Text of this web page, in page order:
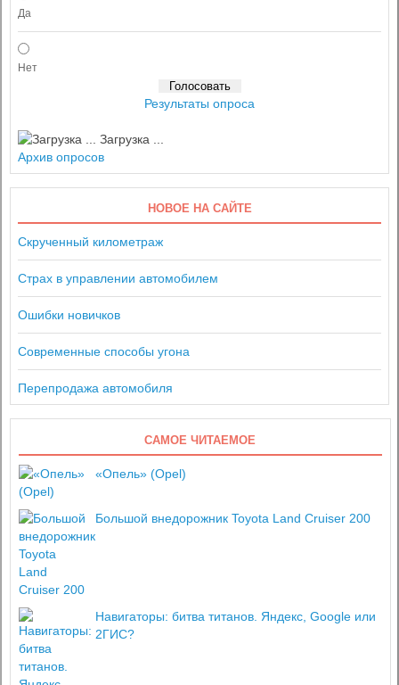
Да
Нет
Результаты опроса
Загрузка ...
Архив опросов
НОВОЕ НА САЙТЕ
Скрученный километраж
Страх в управлении автомобилем
Ошибки новичков
Современные способы угона
Перепродажа автомобиля
САМОЕ ЧИТАЕМОЕ
«Опель» (Opel)
Большой внедорожник Toyota Land Cruiser 200
Навигаторы: битва титанов. Яндекс, Google или
2ГИС?